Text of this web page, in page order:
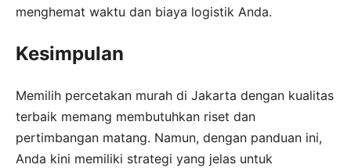
menghemat waktu dan biaya logistik Anda.
Kesimpulan
Memilih percetakan murah di Jakarta dengan kualitas
terbaik memang membutuhkan riset dan
pertimbangan matang. Namun, dengan panduan ini,
Anda kini memiliki strategi yang jelas untuk